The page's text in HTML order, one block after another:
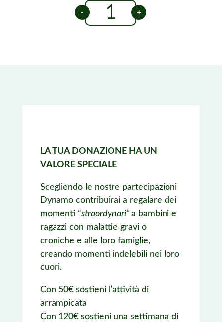
-
Partecipazione
Battesimo
o
+
LA TUA DONAZIONE HA UN
VALORE SPECIALE
Scegliendo le nostre partecipazioni
Dynamo contribuirai a regalare dei
momenti “straordynari”a bambini e
ragazzi con malattie gravi o
croniche e alle loro famiglie,
creando momenti indelebili nei loro
cuori.
Con 50€ sostieni l’attività di
arrampicata
Con 120€ sostieni una settimana di